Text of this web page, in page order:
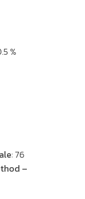
%
: 76
–